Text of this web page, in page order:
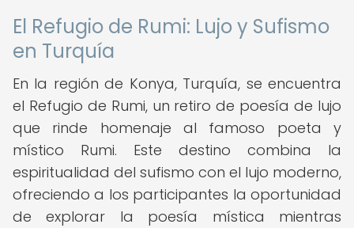
El Refugio de Rumi: Lujo y Sufismo
en Turquía
En la región de Konya, Turquía, se encuentra
el Refugio de Rumi, un retiro de poesía de lujo
que rinde homenaje al famoso poeta y
místico Rumi. Este destino combina la
espiritualidad del sufismo con el lujo moderno,
ofreciendo a los participantes la oportunidad
de explorar la poesía mística mientras